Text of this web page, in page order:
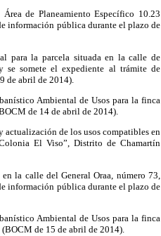
de Planeamiento Específico 10.23
información pública durante el plazo de
para la parcela situada en la calle de
somete el expediente al trámite de
de abril de 2014).
Ambiental de Usos para la finca
de 14 de abril de 2014).
actualización de los usos compatibles en
El Viso”, Distrito de Chamartín
la calle del General Oraa, número 73,
información pública durante el plazo de
Ambiental de Usos para la finca
de 15 de abril de 2014).